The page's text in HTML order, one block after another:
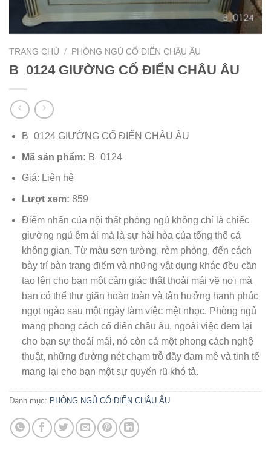
TRANG CHỦ / PHÒNG NGỦ CỔ ĐIỂN CHÂU ÂU
B_0124 GIƯỜNG CỐ ĐIỂN CHÂU ÂU
B_0124 GIƯỜNG CỐ ĐIỂN CHÂU ÂU
Mã sản phẩm: B_0124
Giá: Liên hệ
Lượt xem: 859
Điểm nhấn của nội thất phòng ngủ không chỉ là chiếc
giường ngủ êm ái mà là sự hài hòa của tổng thể cả
không gian. Từ màu sơn tường, rèm phòng, đến cách
bày trí bàn trang điểm và những vật dụng khác đều cần
tạo lên cho bạn một cảm giác thật thoải mái về nơi mà
bạn có thể thư giãn hoàn toàn và tận hưởng hạnh phúc
ngọt ngào sau một ngày làm việc mệt nhọc. Phòng ngủ
mang phong cách cổ điển châu âu, ngoài việc đem lại
cho bạn sự thoải mái, nó còn cả một phong cách nghệ
thuật, những đường nét chạm trỗ đầy đam mê và tinh tế
mang lại cho bạn một sự quyến rũ khó tả.
Danh mục: PHÒNG NGỦ CỔ ĐIỂN CHÂU ÂU